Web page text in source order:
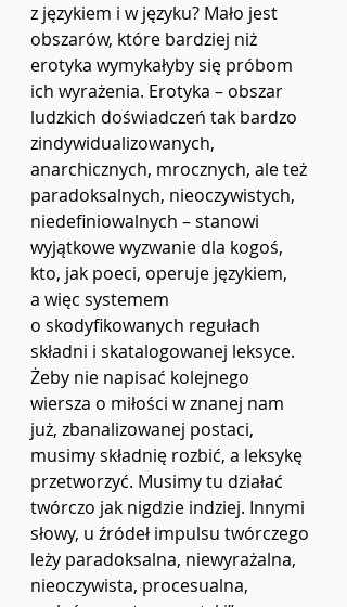
z językiem i w języku? Mało jest
obszarów, które bardziej niż
erotyka wymykałyby się próbom
ich wyrażenia. Erotyka – obszar
ludzkich doświadczeń tak bardzo
zindywidualizowanych,
anarchicznych, mrocznych, ale też
paradoksalnych, nieoczywistych,
niedefiniowalnych – stanowi
wyjątkowe wyzwanie dla kogoś,
kto, jak poeci, operuje językiem,
a więc systemem
o skodyfikowanych regułach
składni i skatalogowanej leksyce.
Żeby nie napisać kolejnego
wiersza o miłości w znanej nam
już, zbanalizowanej postaci,
musimy składnię rozbić, a leksykę
przetworzyć. Musimy tu działać
twórczo jak nigdzie indziej. Innymi
słowy, u źródeł impulsu twórczego
leży paradoksalna, niewyrażalna,
nieoczywista, procesualna,